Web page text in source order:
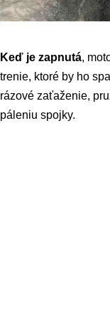
Keď je zapnutá,
trenie, ktoré by ho
rázové zaťaženie,
páleniu spojky.